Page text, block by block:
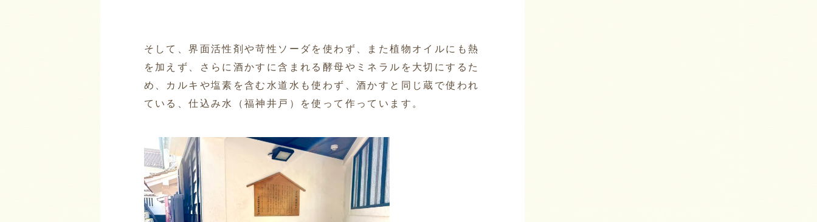
そして、界面活性剤や苛性ソーダを使わず、また植物オイルにも熱
を加えず、さらに酒かすに含まれる酵母やミネラルを大切にするた
め、カルキや塩素を含む水道水も使わず、酒かすと同じ蔵で使われ
ている、仕込み水（福神井戸）を使って作っています。